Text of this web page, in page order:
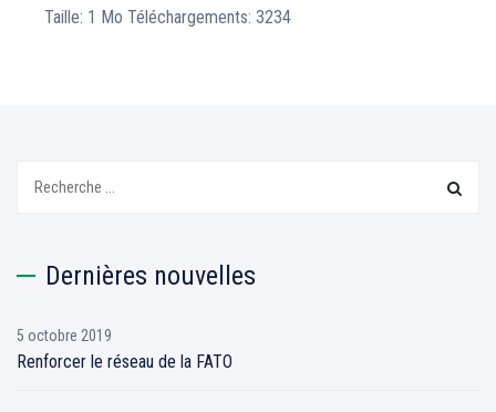
Taille: 1 Mo Téléchargements: 3234
Dernières nouvelles
5 octobre 2019
Renforcer le réseau de la FATO